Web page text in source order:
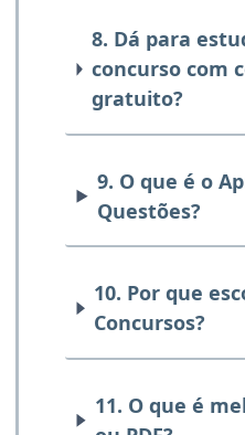
8. Dá para
concurso com
gratuito?
9. O que é o
Questões?
10. Por que
Concursos?
11. O que é